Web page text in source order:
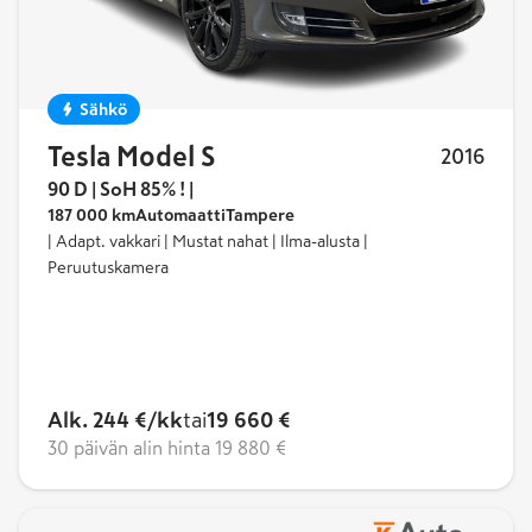
Akkukapasiteetti 75 kWh
Toimintamatka eli range 490 km
Teho sama kuin 60 ja 60D
Neliveto
Model S 90D
Neliveto
Sähkö
Tesla Model S 2016
90 D | SoH 85% ! |
187 000 kmAutomaattiTampere
| Adapt. vakkari | Mustat nahat | Ilma-alusta |
Peruutuskamera
Alk. 244 €/kktai19 660 €
30 päivän alin hinta 19 880 €